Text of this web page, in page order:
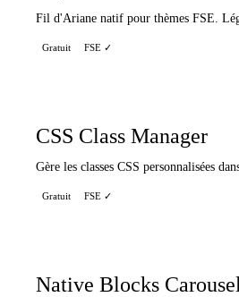
Fil d'Ariane natif pour thèmes FSE.
Gratuit FSE ✓
CSS Class Manager
Gère les classes CSS personnalisées
Gratuit FSE ✓
Native Blocks Carousel